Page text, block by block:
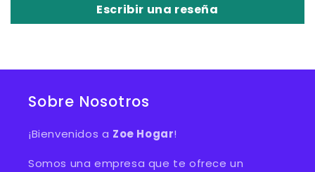
Escribir una reseña
Sobre Nosotros
¡Bienvenidos a Zoe Hogar!
Somos una empresa que te ofrece un